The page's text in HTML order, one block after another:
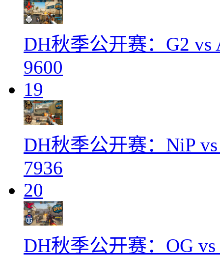
DH秋季公开赛：G2 vs
9600
19
DH秋季公开赛：NiP
7936
20
DH秋季公开赛：OG